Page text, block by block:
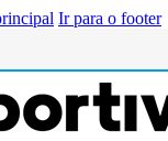
Ir para o footer